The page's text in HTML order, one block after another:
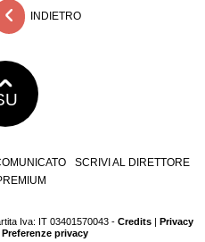
INDIETRO
SCRIVI AL DIRETTORE
Iva: IT 03401570043 - Credits | Privacy
Preferenze privacy